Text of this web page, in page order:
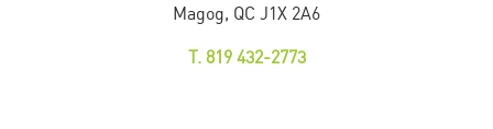
Magog, QC J1X 2A6
T. 819 432-2773